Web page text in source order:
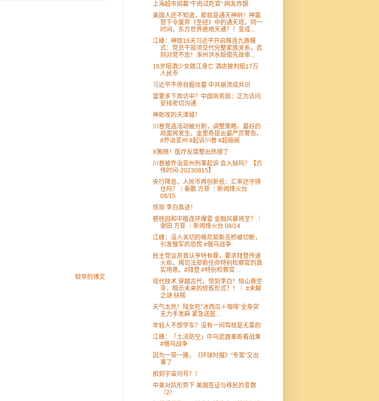
较早的博文
上海超市招募“牛肉试吃官” 网友炸锅
美国人还不知道，那就是通天神树！神震
怒下令废弃《圣经》中的通天塔，同一
时间，东方世界绝地天通？！变成...
江峰：神隐18天习近平开启株连九族模
式：党员干部须交代完整家族关系，否
则对党不忠！涿州洪水赔偿先政审...
16岁陪酒少女跳江身亡 酒店被判赔17万
人民币
习近平不停自掘坟墓 中共崩溃成共识
雷蒙多下周访中？中国商务部：正为访问
安排密切沟通
神助攻的天津城！
川普竞选活动被分割，调整策略，最好的
局面将发生。金里奇提出最严厉警告。
#乔治亚州 #起诉川普 #超级碗
X贿赂！医疗反腐整出热搜了
川普被乔治亚州刑事起诉 会入狱吗？【方
伟时间-20230815】
央行降息，人民币再创新低：汇率还守得
住吗？｜秦鹏 方菲 ｜新闻烽火台
08/15
惊现 李白真迹！
碧桂园和中植连环爆雷 金融风暴将至？｜
谢田 方菲 ｜新闻烽火台 08/14
江峰：没人关切的格尼契斯克桥被切断，
引发俄军的恐慌 #俄乌战争
民主党议员首认亨特有罪，要求拜登传递
火炬。揭司法部新任命特别检察官的真
实用意。#拜登 #特别检察官 ...
现代技术 穿越古代，惊到李白！恒山悬空
寺，暗示未来的修炼形式？！｜ #未解
之谜 扶摇
天气太热！陆女吃“冰西瓜＋咖啡”全身突
无力手发麻 紧急送医…
年轻人不想学车？没有一间驾校是无辜的
江峰：「土法防空」中乌武器差距看战果
#俄乌战争
因为一带一路，《环球时报》“专家”又出
事了
拍到宇宙问号？！
中美对抗形势下 美国签证与移民的变数
（2）